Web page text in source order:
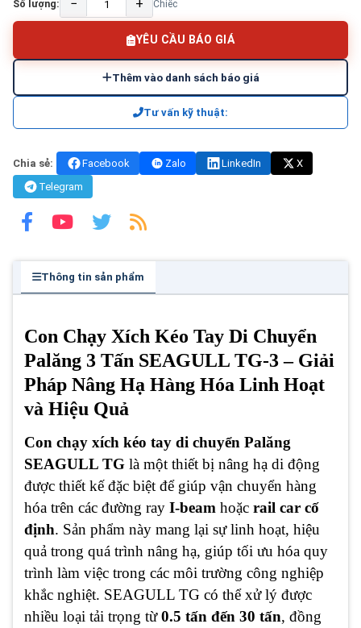
Số lượng: − + Chiếc
YÊU CẦU BÁO GIÁ
Thêm vào danh sách báo giá
Tư vấn kỹ thuật:
Chia sẻ: Facebook Zalo LinkedIn
X
Telegram
Thông tin sản phẩm
Con Chạy Xích Kéo Tay Di Chuyển
Palăng 3 Tấn SEAGULL TG-3 – Giải
Pháp Nâng Hạ Hàng Hóa Linh Hoạt
và Hiệu Quả
Con chạy xích kéo tay di chuyển Palăng
SEAGULL TG là một thiết bị nâng hạ di động
được thiết kế đặc biệt để giúp vận chuyển hàng
hóa trên các đường ray I-beam hoặc rail car cố
định. Sản phẩm này mang lại sự linh hoạt, hiệu
quả trong quá trình nâng hạ, giúp tối ưu hóa quy
trình làm việc trong các môi trường công nghiệp
khắc nghiệt. SEAGULL TG có thể xử lý được
nhiều loại tải trọng từ0.5 tấn đến 30 tấn, đồng